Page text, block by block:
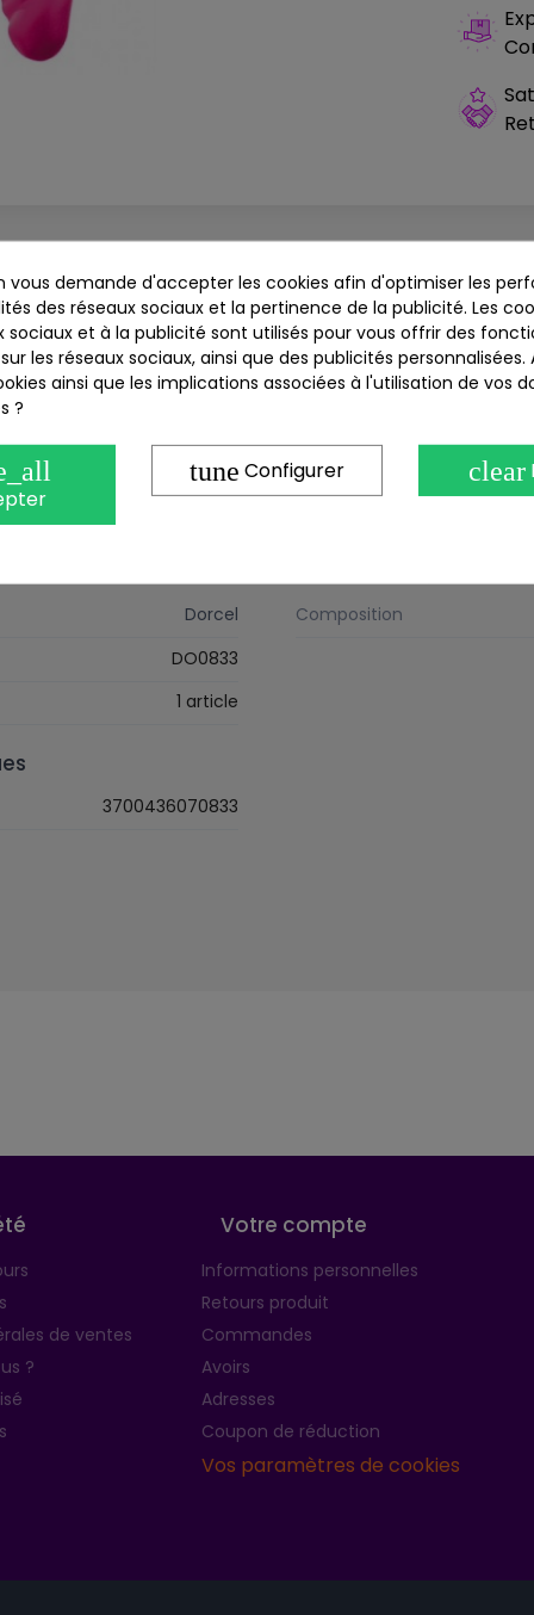
Détails produit
double dongde la marque de luxe Dorcel. Cedouble
46cm x 4xcm. A utiliser seule pour une double
à imaginer les positions pour prendre un maximum de
de pénétrations profondes. Fait de silicone haute
avec
Dorcel
DO0833
1 article
Composition
3700436070833
de ventes
?
Votre compte
Informations personnelles
Retours produit
Commandes
Avoirs
Adresses
Coupon de réduction
Vos paramètres de cookies
vous demande d'accepter les cookies afin d'optimiser les
des réseaux sociaux et la pertinence de la publicité. Les
sociaux et à la publicité sont utilisés pour vous offrir des
les réseaux sociaux, ainsi que des publicités
ainsi que les implications associées à l'utilisation de vos
?
tune Configurer clear